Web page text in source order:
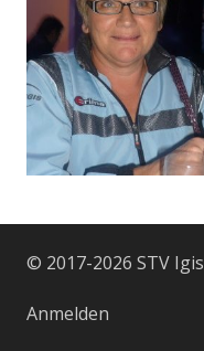
© 2017-2026 STV Igis
Anmelden